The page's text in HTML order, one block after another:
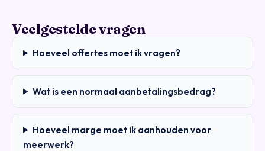
Veelgestelde vragen
Hoeveel offertes moet ik vragen?
Wat is een normaal aanbetalingsbedrag?
Hoeveel marge moet ik aanhouden voor
meerwerk?